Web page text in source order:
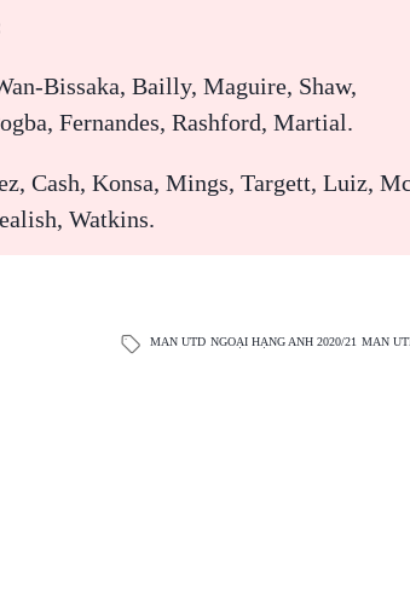
Bissaka, Bailly, Maguire, Shaw,
Fernandes, Rashford, Martial.
Cash, Konsa, Mings, Targett, Luiz,
Watkins.
MAN UTD NGOẠI HẠNG ANH 2020/21 MAN